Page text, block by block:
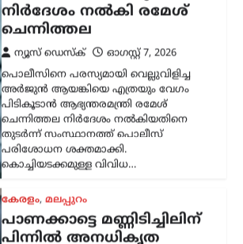
ന്യൂസ് ഡെസ്ക്
ഓഗസ്റ്റ്‌ 7, 2026
പൊലീസിനെ പരസ്യമായി വെല്ലുവിളിച്ച
അര്‍ജുന്‍ ആയങ്കിയെ എത്രയും വേഗം
പിടികൂടാന്‍ ആഭ്യന്തരമന്ത്രി രമേശ്
ചെന്നിത്തല നിര്‍ദേശം നല്‍കിയതിനെ
തുടര്‍ന്ന് സംസ്ഥാനത്ത് പൊലീസ്
പരിശോധന ശക്തമാക്കി.
കൊച്ചിയടക്കമുള്ള വിവിധ…
കേരളം,മലപ്പുറം
പാണക്കാട്ടെ മണ്ണിടിച്ചിലിന്
പിന്നിൽ അനധികൃത
പാറപൊട്ടിക്കൽ: പി.കെ.
കുഞ്ഞാലിക്കുട്ടി